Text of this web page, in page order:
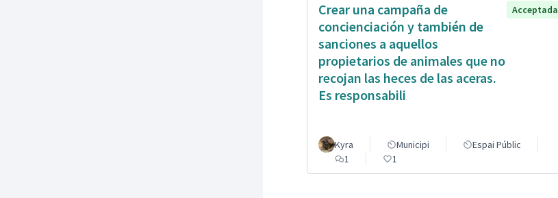
Crear una campaña de
concienciación y también de
sanciones a aquellos
propietarios de animales que no
recojan las heces de las aceras.
Es responsabili
Acceptada
Kyra Municipi
Espai Públic
1
1